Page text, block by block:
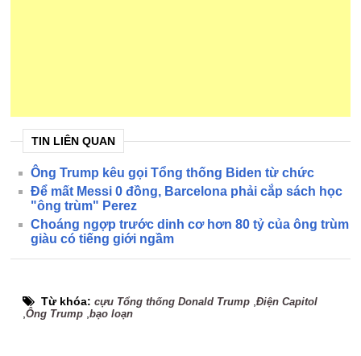
TIN LIÊN QUAN
Ông Trump kêu gọi Tổng thống Biden từ chức
Để mất Messi 0 đồng, Barcelona phải cắp sách học
"ông trùm" Perez
Choáng ngợp trước dinh cơ hơn 80 tỷ của ông trùm
giàu có tiếng giới ngầm
Từ khóa:cựu Tổng thống Donald Trump ,Điện Capitol
,Ông Trump ,bạo loạn